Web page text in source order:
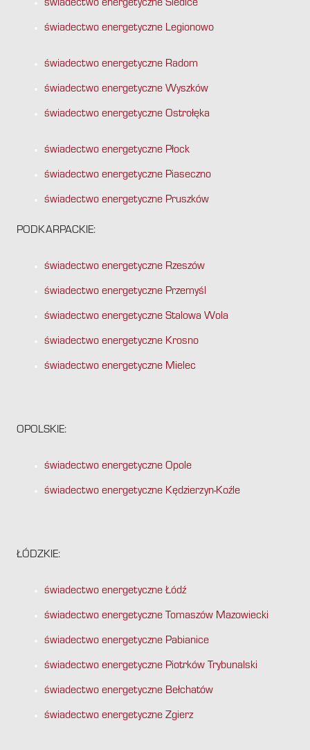
świadectwo energetyczne Siedlce
świadectwo energetyczne Legionowo
świadectwo energetyczne Radom
świadectwo energetyczne Wyszków
świadectwo energetyczne Ostrołęka
świadectwo energetyczne Płock
świadectwo energetyczne Piaseczno
świadectwo energetyczne Pruszków
PODKARPACKIE:
świadectwo energetyczne Rzeszów
świadectwo energetyczne Przemyśl
świadectwo energetyczne Stalowa Wola
świadectwo energetyczne Krosno
świadectwo energetyczne Mielec
OPOLSKIE:
świadectwo energetyczne Opole
świadectwo energetyczne Kędzierzyn-Koźle
ŁÓDZKIE:
świadectwo energetyczne Łódź
świadectwo energetyczne Tomaszów Mazowiecki
świadectwo energetyczne Pabianice
świadectwo energetyczne Piotrków Trybunalski
świadectwo energetyczne Bełchatów
świadectwo energetyczne Zgierz